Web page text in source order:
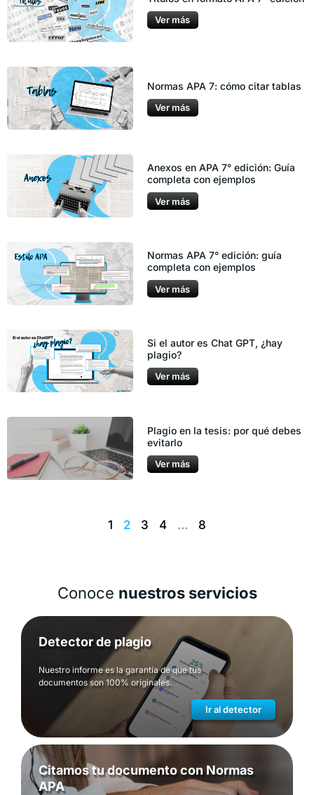
Ver más
Normas APA 7: cómo citar tablas
Ver más
Anexos en APA 7° edición: Guía
completa con ejemplos
Ver más
Normas APA 7° edición: guía
completa con ejemplos
Ver más
Si el autor es Chat GPT, ¿hay
plagio?
Ver más
Plagio en la tesis: por qué debes
evitarlo
Ver más
1 2 3 4 … 8
Conoce nuestros servicios
Detector de plagio
Nuestro informe es la garantía de que tus
documentos son 100% originales.
Ir al detector
Citamos tu documento con Normas
APA